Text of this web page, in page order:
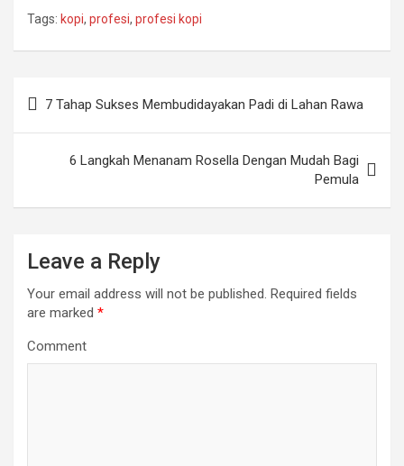
Tags: kopi, profesi, profesi kopi
Post
navigation
7 Tahap Sukses Membudidayakan Padi di Lahan Rawa
6 Langkah Menanam Rosella Dengan Mudah Bagi
Pemula
Leave a Reply
Your email address will not be published. Required fields
are marked *
Comment